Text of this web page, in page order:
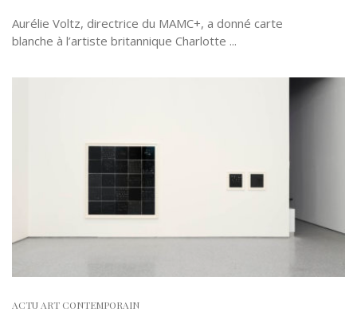
Aurélie Voltz, directrice du MAMC+, a donné carte
blanche à l’artiste britannique Charlotte ...
ACTU ART CONTEMPORAIN